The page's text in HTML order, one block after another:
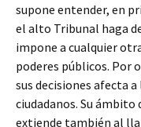
supone entender, en
el alto Tribunal haga
impone a cualquier
poderes públicos. Por
sus decisiones afecta
ciudadanos. Su
extiende también al